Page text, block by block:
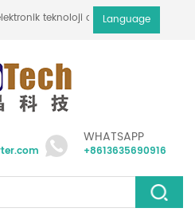
teknoloji co., ltdLanguage
WHATSAPP
+8613635690916